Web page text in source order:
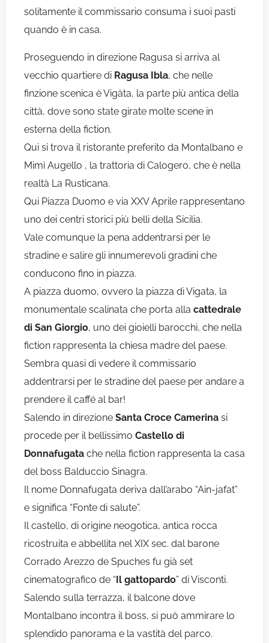
solitamente il commissario consuma i suoi pasti
quando è in casa.
Proseguendo in direzione Ragusa si arriva al
vecchio quartiere di Ragusa Ibla, che nelle
finzione scenica è Vigàta, la parte più antica della
città, dove sono state girate molte scene in
esterna della fiction.
Qui si trova il ristorante preferito da Montalbano e
Mimì Augello , la trattoria di Calogero, che è nella
realtà La Rusticana.
Qui Piazza Duomo e via XXV Aprile rappresentano
uno dei centri storici più belli della Sicilia.
Vale comunque la pena addentrarsi per le
stradine e salire gli innumerevoli gradini che
conducono fino in piazza.
A piazza duomo, ovvero la piazza di Vigata, la
monumentale scalinata che porta alla cattedrale
di San Giorgio, uno dei gioielli barocchi, che nella
fiction rappresenta la chiesa madre del paese.
Sembra quasi di vedere il commissario
addentrarsi per le stradine del paese per andare a
prendere il caffé al bar!
Salendo in direzione Santa Croce Camerina si
procede per il bellissimo Castello di
Donnafugata che nella fiction rappresenta la casa
del boss Balduccio Sinagra.
Il nome Donnafugata deriva dall’arabo “Ain-jafat”
e significa “Fonte di salute”.
Il castello, di origine neogotica, antica rocca
ricostruita e abbellita nel XIX sec. dal barone
Corrado Arezzo de Spuches fu già set
cinematografico de “Il gattopardo” di Visconti.
Salendo sulla terrazza, il balcone dove
Montalbano incontra il boss, si può ammirare lo
splendido panorama e la vastità del parco.